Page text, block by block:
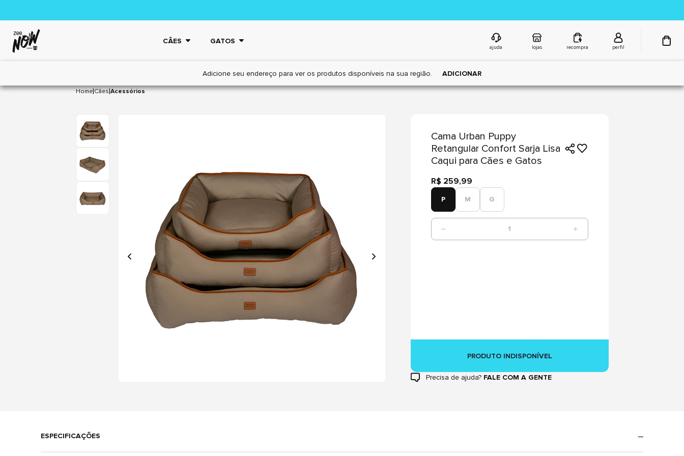
CÃES GATOS
ajuda lojas recompra perfil
Adicione seu endereço para ver os produtos disponíveis na sua região. ADICIONAR
Home|Cães|Acessórios
Cama Urban Puppy
Retangular Confort Sarja Lisa
Caqui para Cães e Gatos
R$ 259,99
P M G
1
PRODUTO INDISPONÍVEL
Precisa de ajuda? FALE COM A GENTE
ESPECIFICAÇÕES